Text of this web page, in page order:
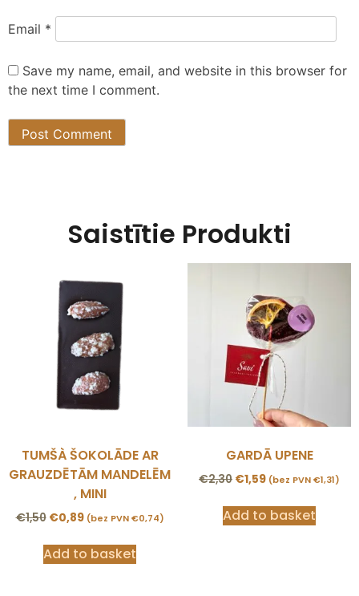
Email *
Save my name, email, and website in this browser for
the next time I comment.
Saistītie Produkti
TUMŠÀ ŠOKOLĀDE AR
GRAUZDĒTĀM MANDELĒM
, MINI
€1,50 €0,89 (bez PVN€0,74)
Add to basket
GARDĀ UPENE
€2,30 €1,59 (bez PVN€1,31)
Add to basket